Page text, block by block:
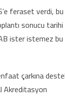
feraset verdi, bu
sonucu tarihi
ister istemez bu
çarkına
Akreditasyon